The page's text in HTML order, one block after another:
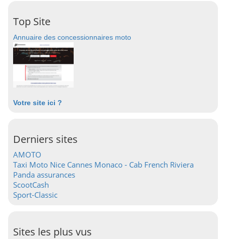
Top Site
Annuaire des concessionnaires moto
Votre site ici ?
Derniers sites
AMOTO
Taxi Moto Nice Cannes Monaco - Cab French Riviera
Panda assurances
ScootCash
Sport-Classic
Sites les plus vus